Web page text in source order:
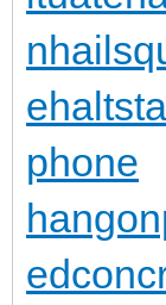
n
e
phone